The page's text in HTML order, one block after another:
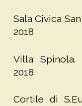
Sala Civica
2018
Villa Spinola.
2018
Cortile di